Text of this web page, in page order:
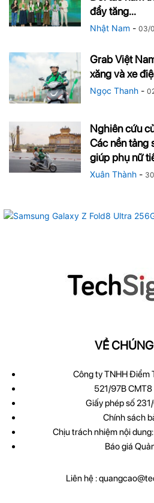
đẩy tăng...
Nhật Nam - 03/
Grab Việt
xăng và xe
Ngọc Thanh -
Nghiên cứu
Các nền tảng
giúp phụ nữ
Xuân Thành -
VỀ
Công ty TNHH Điểm
521/97B CMT8
Giấy phép số
Chính sách
Chịu trách nhiệm nội
Báo giá
Liên hệ :